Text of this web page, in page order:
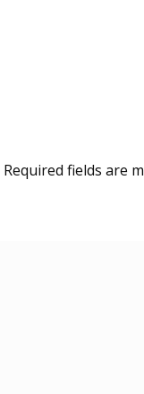
Required fields are